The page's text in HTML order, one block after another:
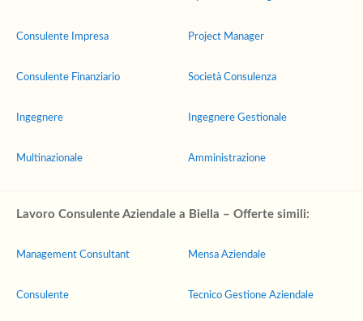
Consulente Impresa
Consulente Finanziario
Ingegnere
Multinazionale
Project Manager
Società Consulenza
Ingegnere Gestionale
Amministrazione
Lavoro Consulente Aziendale a Biella – Offerte simili:
Management Consultant
Consulente
Mensa Aziendale
Tecnico Gestione Aziendale